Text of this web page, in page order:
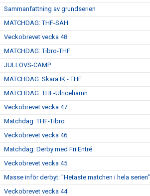
Sammanfattning av grundserien
MATCHDAG: THF-SAH
Veckobrevet vecka 48
MATCHDAG: Tibro-THF
JULLOVS-CAMP
MATCHDAG: Skara IK - THF
MATCHDAG: THF-Ulricehamn
Veckobrevet vecka 47
Matchdag: THF-Tibro
Veckobrevet vecka 46
Matchdag: Derby med Fri Entré
Veckobrevet vecka 45
Masse inför derbyt: "Hetaste matchen i hela serien"
Veckobrevet vecka 44